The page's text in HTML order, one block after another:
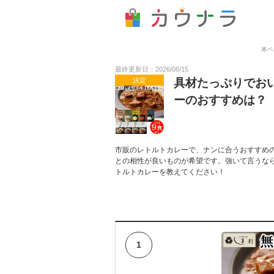
本
最終更新日：2026/06/15
決定
具材たっぷりでお
ーのおすすめは？
市販のレトルトカレーで、ナンに合うおすす
との相性が良いものが希望です。強いて言う
トルトカレーを教えてください！
1